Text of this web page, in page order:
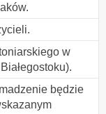
w
będzie